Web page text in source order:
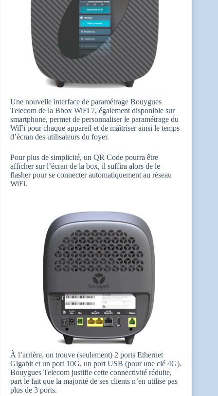
Une nouvelle interface de paramétrage Bouygues
Telecom de la Bbox WiFi 7, également disponible sur
smartphone, permet de personnaliser le paramétrage du
WiFi pour chaque appareil et de maîtriser ainsi le temps
d’écran des utilisateurs du foyer.
Pour plus de simplicité, un QR Code pourra être
afficher sur l’écran de la box, il suffira alors de le
flasher pour se connecter automatiquement au réseau
WiFi.
À l’arrière, on trouve (seulement) 2 ports Ethernet
Gigabit et un port 10G, un port USB (pour une clé 4G).
Bouygues Telecom justifie cette connectivité réduite,
part le fait que la majorité de ses clients n’en utilise pas
plus de 3 ports.